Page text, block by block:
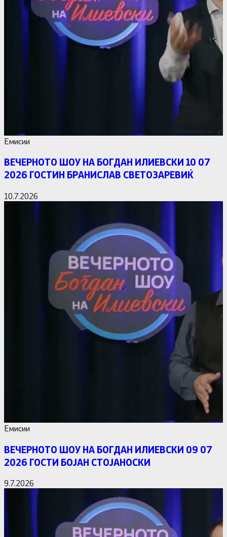
Емисии
ВЕЧЕРНОТО ШОУ НА БОГДАН ИЛИЕВСКИ 10 07
2026 ГОСТИН БРАНИСЛАВ СВЕТОЗАРЕВИЌ
10.7.2026
Емисии
ВЕЧЕРНОТО ШОУ НА БОГДАН ИЛИЕВСКИ 09 07
2026 ГОСТИ БОЈАН СТОЈАНОСКИ
9.7.2026